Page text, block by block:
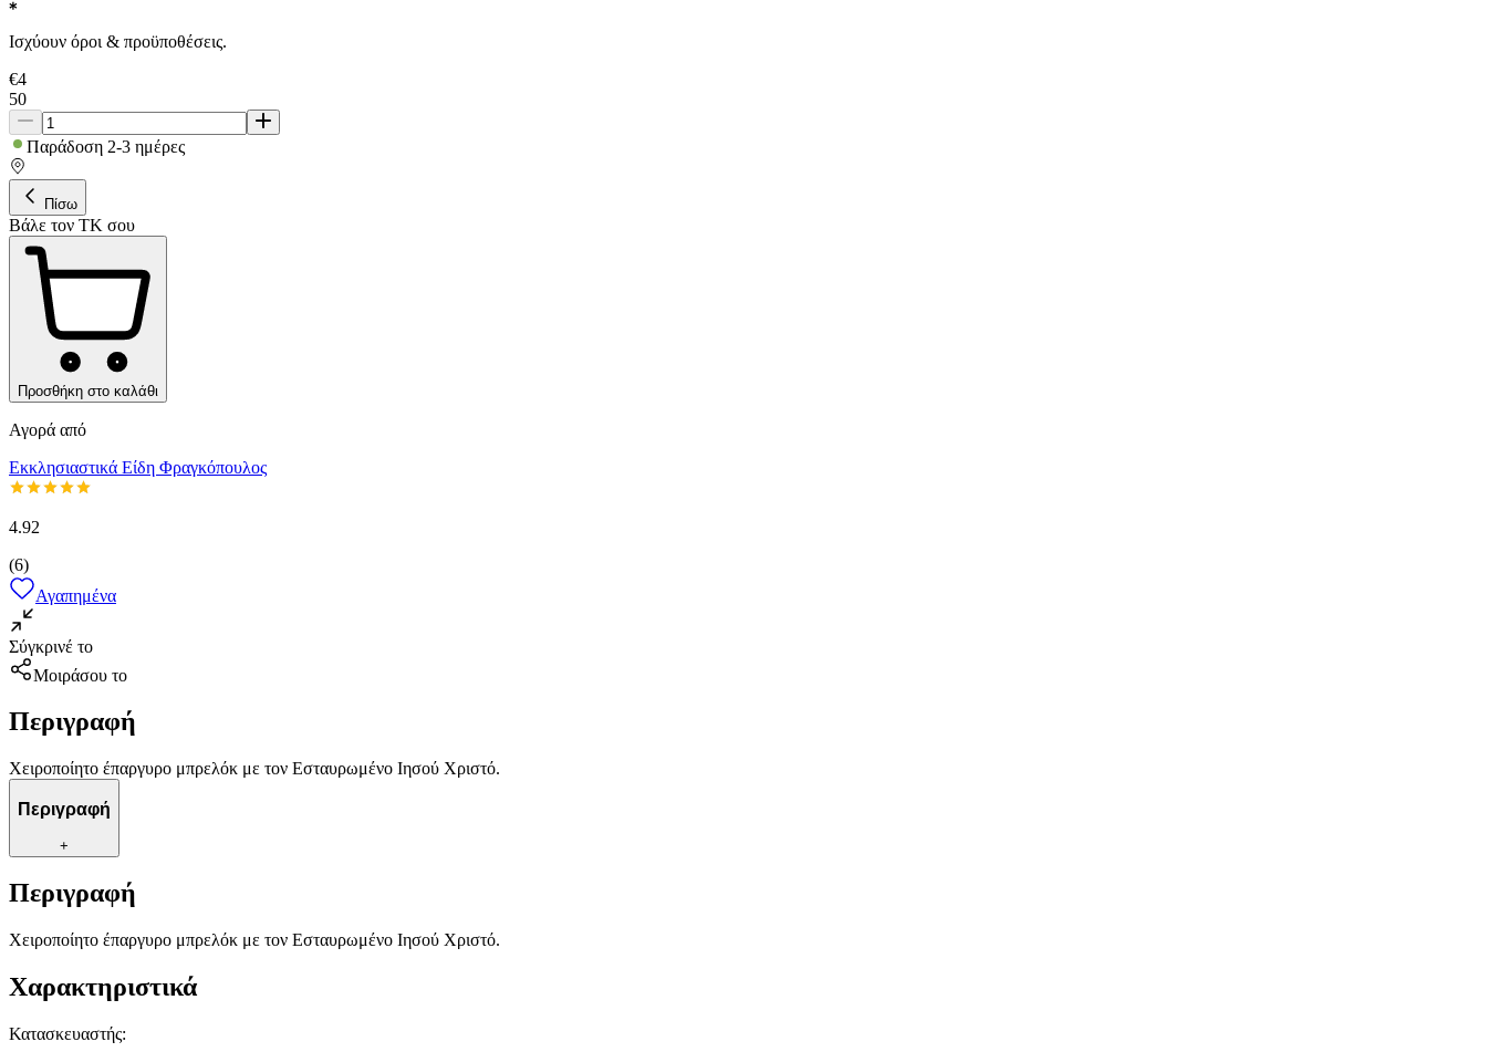
Ισχύουν όροι & προϋποθέσεις.
€4
50
Παράδοση 2-3 ημέρες
Πίσω
Βάλε τον ΤΚ σου
Προσθήκη στο καλάθι
Αγορά από
Εκκλησιαστικά Είδη Φραγκόπουλος
4.92
(6)
Αγαπημένα
Σύγκρινέ το
Μοιράσου το
Περιγραφή
Χειροποίητο έπαργυρο μπρελόκ με τον Εσταυρωμένο Ιησού Χριστό.
Περιγραφή
+
Περιγραφή
Χειροποίητο έπαργυρο μπρελόκ με τον Εσταυρωμένο Ιησού Χριστό.
Χαρακτηριστικά
Κατασκευαστής: